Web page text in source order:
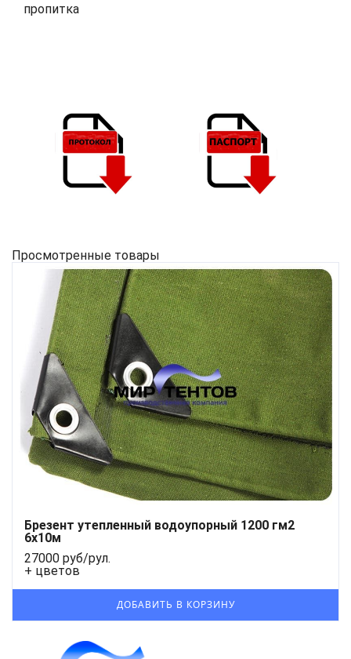
пропитка
Просмотренные товары
Брезент утепленный водоупорный 1200 гм2
6х10м
27000 руб/рул.
+ цветов